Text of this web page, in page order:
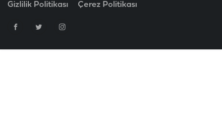
Gizlilik Politikası
Çerez Politikası